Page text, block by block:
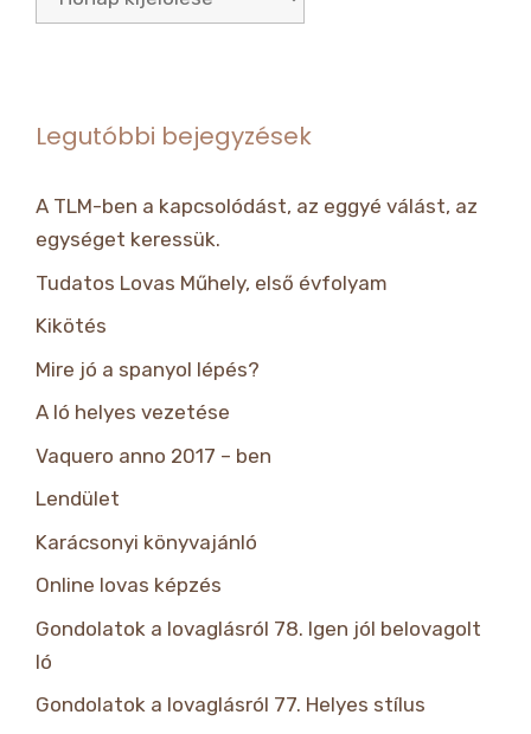
Legutóbbi bejegyzések
A TLM-ben a kapcsolódást, az eggyé válást, az
egységet keressük.
Tudatos Lovas Műhely, első évfolyam
Kikötés
Mire jó a spanyol lépés?
A ló helyes vezetése
Vaquero anno 2017 – ben
Lendület
Karácsonyi könyvajánló
Online lovas képzés
Gondolatok a lovaglásról 78. Igen jól belovagolt
ló
Gondolatok a lovaglásról 77. Helyes stílus